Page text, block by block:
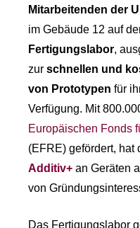
Mitarbeitenden der
im Gebäude 12 auf
Fertigungslabor,
zur schnellen und
von Prototypen für
Verfügung. Mit
Europäischen Fonds
(EFRE) gefördert, hat
Additiv+ an Geräten
von
Das Fertigungslabor